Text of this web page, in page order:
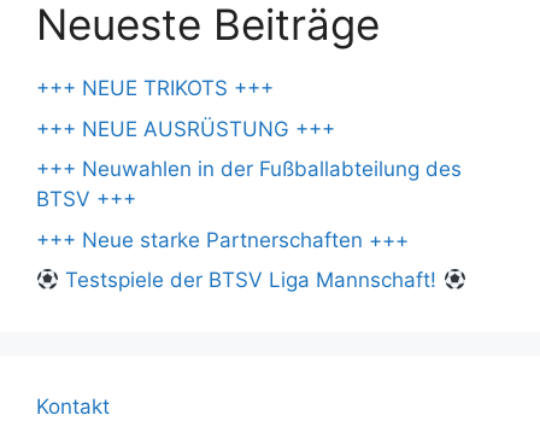
Neueste Beiträge
+++ NEUE TRIKOTS +++
+++ NEUE AUSRÜSTUNG +++
+++ Neuwahlen in der Fußballabteilung des
BTSV +++
+++ Neue starke Partnerschaften +++
Testspiele der BTSV Liga Mannschaft!
Kontakt